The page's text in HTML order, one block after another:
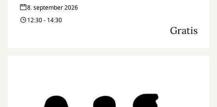
8. september 2026
12:30 - 14:30
Gratis